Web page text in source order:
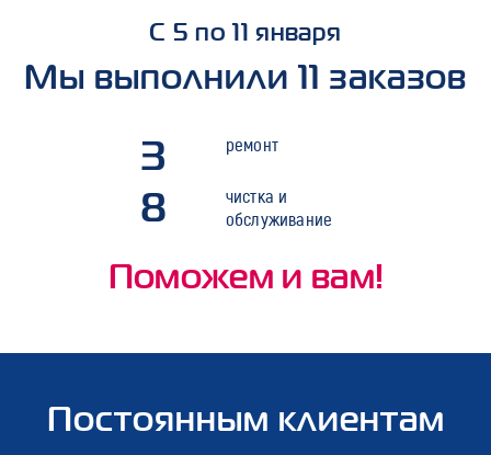
С 5 по 11 января
Мы выполнили 11 заказов
3 ремонт
8
чистка и
обслуживание
Поможем и вам!
Постоянным клиентам